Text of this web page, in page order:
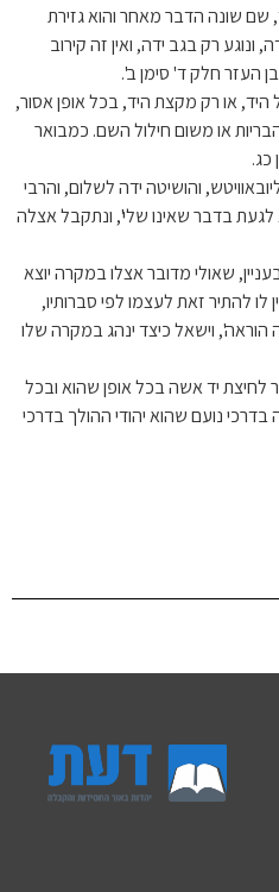
שונה הדבר מאחר והוא גזירת
רק בגב ידה, ואין זה קירוב
העזר חלק ד' סימן ב'.
היד, או רק מקצת היד, בכל אופן אסור,
או משום חילול השם. כמבואר
כג.
והושיטה ידה לשלום, והרבי
לגעת בדבר שאינו שלי', ונתקבל אצלה
שאולי מדובר אצלו במקרה יוצא
להתיר זאת לעצמו לפי סברותיו,
וישאל כיצד ינהג במקרה שלו
יד אשה בכל אופן שהוא ובכל
נועם שהוא יהודי ההולך בדרכי